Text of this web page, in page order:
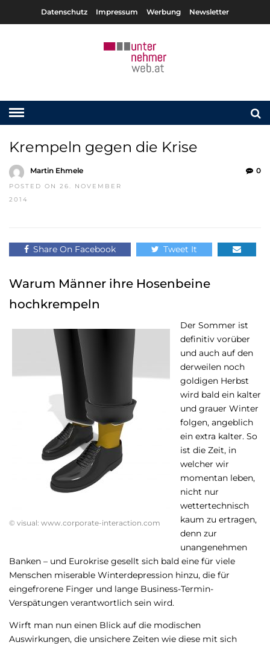
Datenschutz Impressum Werbung Newsletter
Krempeln gegen die Krise
Martin Ehmele
POSTED ON 26. NOVEMBER
2014
0
Share On Facebook Tweet It
Warum Männer ihre Hosenbeine
hochkrempeln
© visual: www.corporate-interaction.com
Der Sommer ist
definitiv vorüber
und auch auf den
derweilen noch
goldigen Herbst
wird bald ein kalter
und grauer Winter
folgen, angeblich
ein extra kalter. So
ist die Zeit, in
welcher wir
momentan leben,
nicht nur
wettertechnisch
kaum zu ertragen,
denn zur
unangenehmen
Banken – und Eurokrise gesellt sich bald eine für viele
Menschen miserable Winterdepression hinzu, die für
eingefrorene Finger und lange Business-Termin-
Verspätungen verantwortlich sein wird.
Wirft man nun einen Blick auf die modischen
Auswirkungen, die unsichere Zeiten wie diese mit sich